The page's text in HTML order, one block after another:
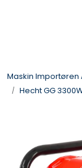
Maskin Importøren
Hecht GG
Sprøyter